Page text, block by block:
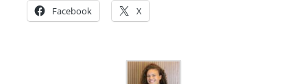
Facebook X